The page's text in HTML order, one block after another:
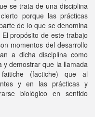
se trata de una disciplina
porque las prácticas
de lo que se denomina
propósito de este trabajo
momentos del desarrollo
a dicha disciplina como
y demostrar que la llamada
(factiche) que al
y en las prácticas y
biológico en sentido